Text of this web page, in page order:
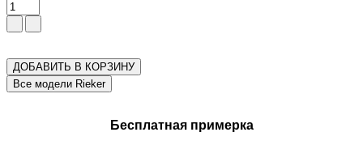
ДОБАВИТЬ В КОРЗИНУ
Бесплатная примерка